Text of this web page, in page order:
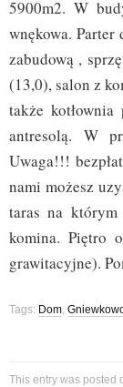
5900m2. W
wnękowa.
zabudową ,
(13,0), salon z
także
antresolą. W
Uwaga!!!
nami możesz
taras na
komina. Piętro
grawitacyjne).
Tags: Dom,
This entry was posted